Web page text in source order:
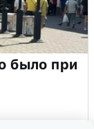
было при